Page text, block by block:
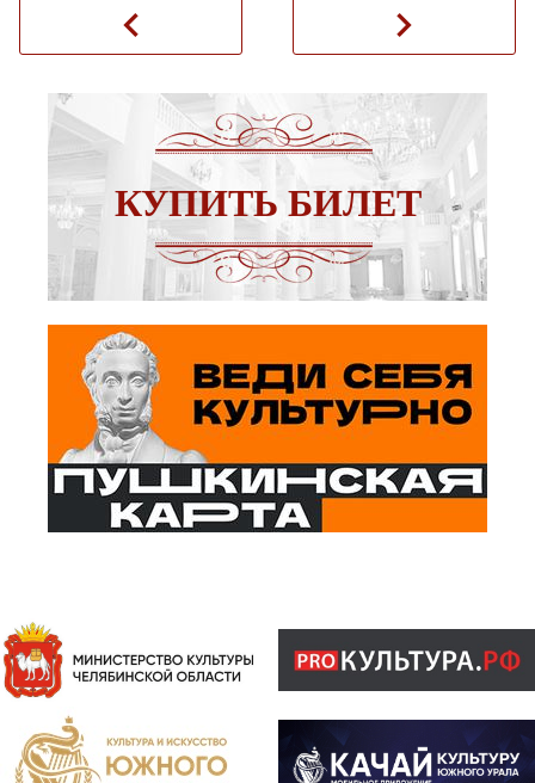
navigate_before navigate_next
КУПИТЬ БИЛЕТ